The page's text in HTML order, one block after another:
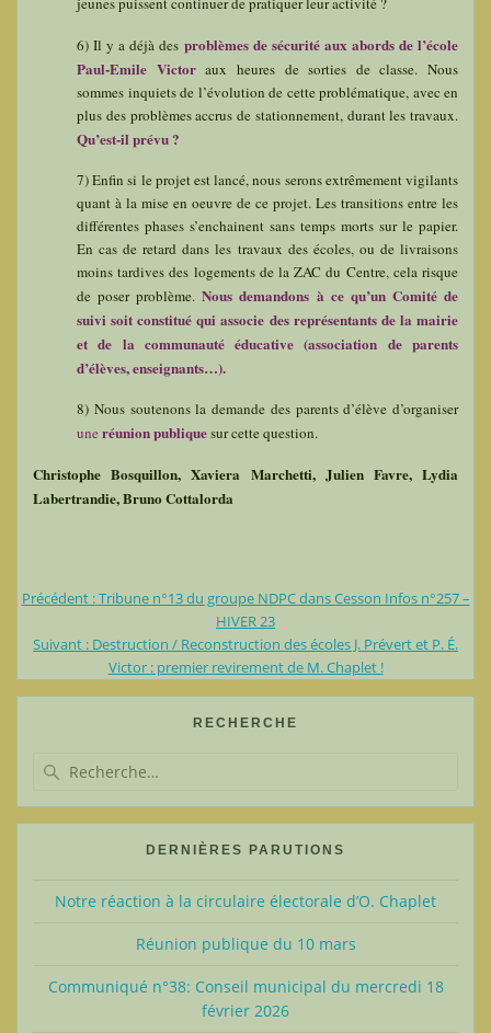
6) Il y a déjà des problèmes de sécurité aux abords de l’école
Paul-Emile Victoraux heures de sorties de classe. Nous
sommes inquiets de l’évolution de cette problématique, avec en
plus des problèmes accrus de stationnement, durant les travaux.
Qu’est-il prévu ?
7) Enfin si le projet est lancé, nous serons extrêmement vigilants
quant à la mise en oeuvre de ce projet. Les transitions entre les
différentes phases s’enchainent sans temps morts sur le papier.
En cas de retard dans les travaux des écoles, ou de livraisons
moins tardives des logements de la ZAC du Centre, cela risque
de poser problème.Nous demandons à ce qu’un Comité de
suivi soit constitué qui associe des représentants de la mairie
et de la communauté éducative (association de parents
d’élèves, enseignants…).
8) Nous soutenons la demande des parents d’élève d’organiser
uneréunion publiquesur cette question.
Christophe Bosquillon, Xaviera Marchetti, Julien Favre, Lydia
Labertrandie, Bruno Cottalorda
Navigation
de
l’article
Précédent :Article
:
Tribune n°13 du groupe NDPC dans Cesson Infos n°257 –
HIVER 23
Suivant : Article
suivant
Destruction / Reconstruction des écoles J. Prévert et P. É.
Victor : premier revirement de M. Chaplet !
RECHERCHE
:
DERNIÈRES PARUTIONS
Notre réaction à la circulaire électorale d’O. Chaplet
Réunion publique du 10 mars
Communiqué n°38: Conseil municipal du mercredi 18
février 2026